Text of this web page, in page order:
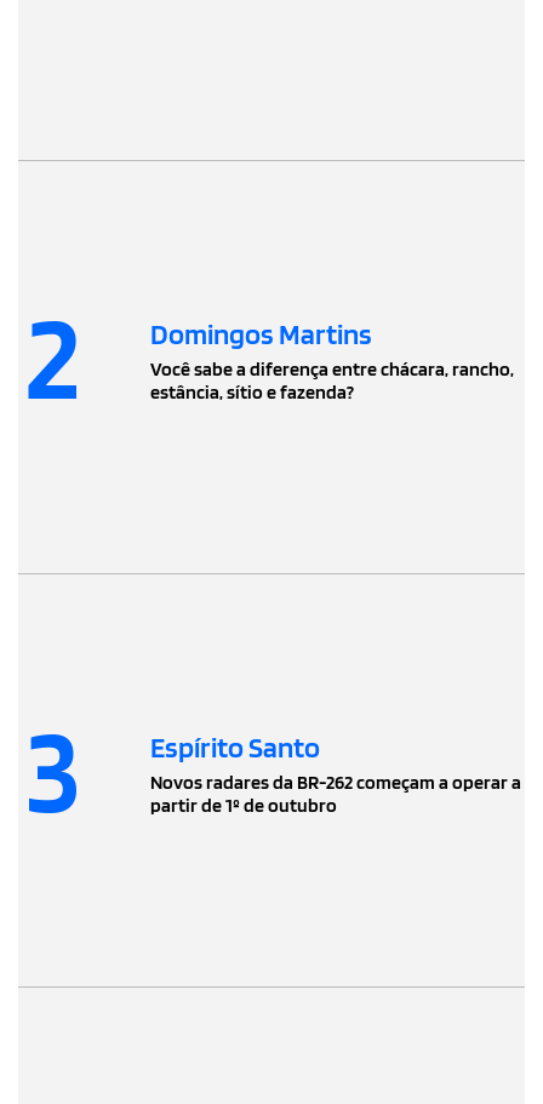
2 Domingos Martins
Você sabe a diferença entre chácara, rancho,
estância, sítio e fazenda?
3 Espírito Santo
Novos radares da BR-262 começam a operar a
partir de 1º de outubro